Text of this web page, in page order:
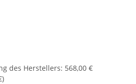
des Herstellers: 568,00 €
)